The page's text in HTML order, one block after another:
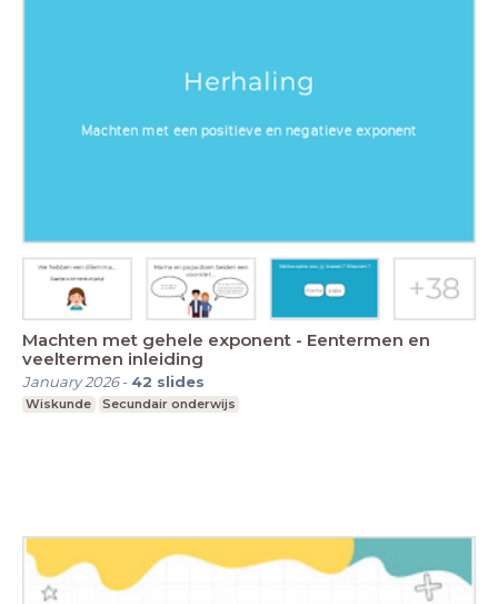
Machten met gehele exponent - Eentermen en
veeltermen inleiding
January 2026- 42 slides
Wiskunde Secundair onderwijs